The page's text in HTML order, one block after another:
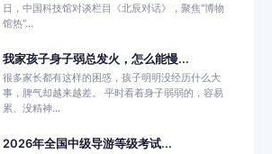
日，中国科技馆对谈栏目《北辰对话》，聚焦“博物
馆热”...
我家孩子身子弱总发火，怎么能慢...
很多家长都有这样的困惑，孩子明明没经历什么大
事，脾气却越来越差。 平时看着身子弱弱的，容易
累、没精神...
2026年全国中级导游等级考试...